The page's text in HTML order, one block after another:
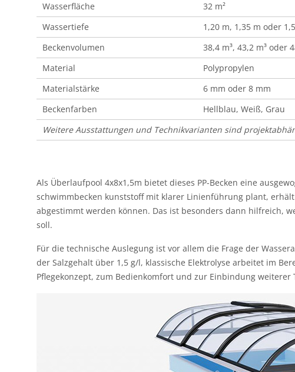
Weitere Ausstattungen und Technikvarianten sind
Wasserfläche
32 m²
Wassertiefe
1,20 m, 1,35 m oder
Beckenvolumen
38,4 m³, 43,2 m³ oder
Material
Polypropylen
Materialstärke
6 mm oder 8 mm
Beckenfarben
Hellblau, Weiß, Grau
Als Überlaufpool 4x8x1,5m bietet dieses PP-Becken eine
schwimmbecken kunststoff mit klarer Linienführung plant,
abgestimmt werden können. Das ist besonders dann hilfreich,
soll.
Für die technische Auslegung ist vor allem die Frage der
der Salzgehalt über 1,5 g/l, klassische Elektrolyse arbeitet im
Pflegekonzept, zum Bedienkomfort und zur Einbindung weiterer